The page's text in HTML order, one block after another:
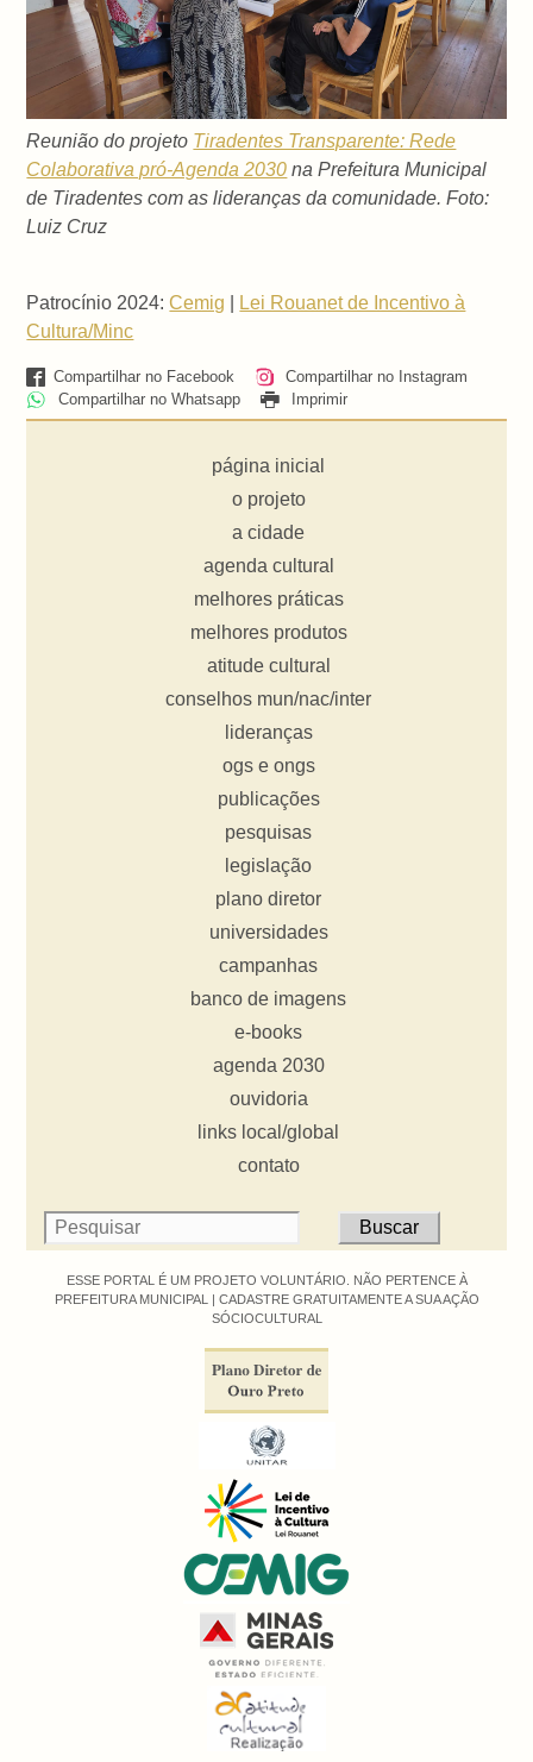
Reunião do projeto Tiradentes Transparente: Rede
Colaborativa pró-Agenda 2030 na Prefeitura Municipal
de Tiradentes com as lideranças da comunidade. Foto:
Luiz Cruz
Patrocínio 2024:Cemig
Lei Rouanet de Incentivo à
Cultura/Minc
Compartilhar no Facebook
Compartilhar no Instagram
Compartilhar no Whatsapp
Imprimir
página inicial
o projeto
a cidade
agenda cultural
melhores práticas
melhores produtos
atitude cultural
conselhos mun/nac/inter
lideranças
ogs e ongs
publicações
pesquisas
legislação
plano diretor
universidades
campanhas
banco de imagens
e-books
agenda 2030
ouvidoria
links local/global
contato
ESSE PORTAL É UM PROJETO VOLUNTÁRIO. NÃO PERTENCE À
PREFEITURA MUNICIPAL | CADASTRE GRATUITAMENTE A SUA AÇÃO
SÓCIOCULTURAL